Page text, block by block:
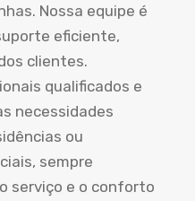
Nossa equipe é
eficiente,
clientes.
qualificados e
necessidades
ou
sempre
serviço e o conforto